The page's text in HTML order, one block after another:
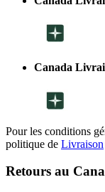
Canada
Pour les conditions
politique de Livraison
Retours au